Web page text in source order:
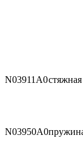
N03911A0стяжная
N03950A0